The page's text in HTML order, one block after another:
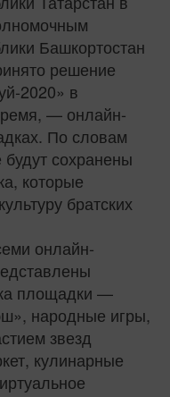
Башкортостан
решение
2020» в
— онлайн-
По словам
сохранены
которые
братских
онлайн-
площадки —
народные игры,
звезд
кулинарные